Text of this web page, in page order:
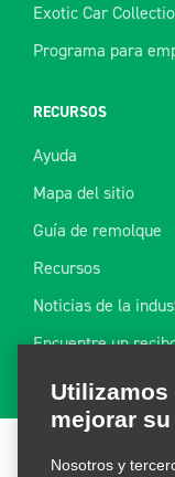
Exotic Car
Programa para
RECURSOS
Ayuda
Mapa del sitio
Guía de remolque
Recursos
Noticias de la
Encuentre un
Términos de
Utilizamos
mejorar
necesarias para
su experiencia,
privacidad de